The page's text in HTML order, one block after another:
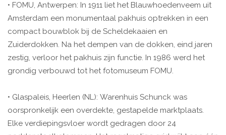
• FOMU, Antwerpen: In 1911 liet het Blauwhoedenveem uit
Amsterdam een monumentaal pakhuis optrekken in een
compact bouwblok bij de Scheldekaaien en
Zuiderdokken. Na het dempen van de dokken, eind jaren
zestig, verloor het pakhuis zijn functie. In 1986 werd het
grondig verbouwd tot het fotomuseum FOMU.
• Glaspaleis, Heerlen (NL): Warenhuis Schunck was
oorspronkelijk een overdekte, gestapelde marktplaats.
Elke verdiepingsvloer wordt gedragen door 24